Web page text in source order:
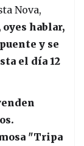
Nova,
oyes hablar,
y se
el día 12
"Tripa